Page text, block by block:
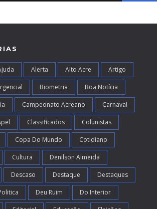
Alerta Alto Acre Artigo
Biometria Boa Notícia
Campeonato Acreano Carnaval
Classificados Colunistas
Copa Do Mundo Cotidiano
Cultura Denilson Almeida
Descaso Destaque Destaques
Deu Ruim Do Interior